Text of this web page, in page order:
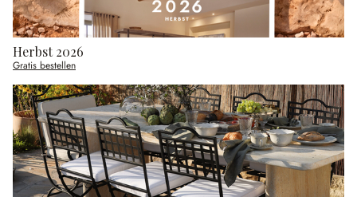
Herbst 2026
Gratis bestellen